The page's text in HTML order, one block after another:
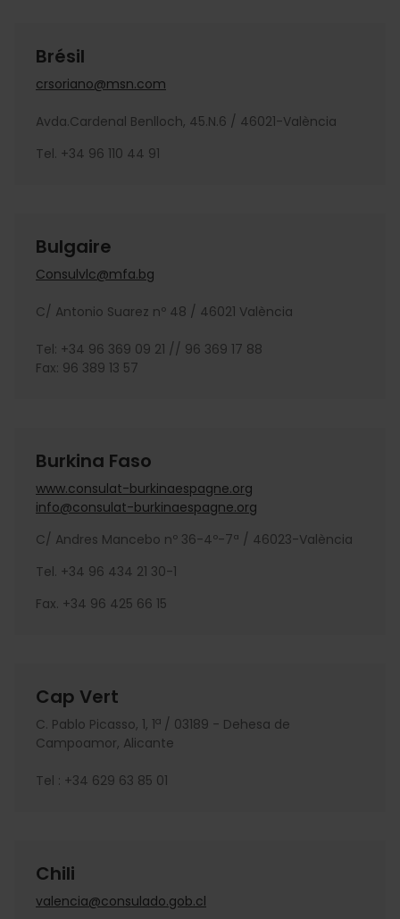
Brésil
crsoriano@msn.com
Avda.Cardenal Benlloch, 45.N.6 / 46021-València
Tel. +34 96 110 44 91
Bulgaire
Consulvlc@mfa.bg
C/ Antonio Suarez nº 48 / 46021 València
Tel: +34 96 369 09 21 // 96 369 17 88
Fax: 96 389 13 57
Burkina Faso
www.consulat-burkinaespagne.org
info@consulat-burkinaespagne.org
C/ Andres Mancebo nº 36-4º-7ª / 46023-València
Tel. +34 96 434 21 30-1
Fax. +34 96 425 66 15
Cap Vert
C. Pablo Picasso, 1, 1a / 03189 - Dehesa de
Campoamor, Alicante
Tel : +34 629 63 85 01
Chili
valencia@consulado.gob.cl